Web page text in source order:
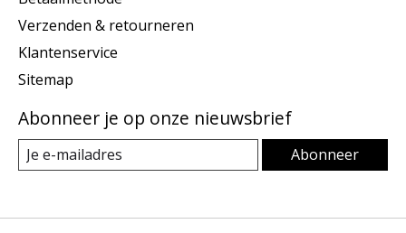
Verzenden & retourneren
Klantenservice
Sitemap
Abonneer je op onze nieuwsbrief
Abonneer